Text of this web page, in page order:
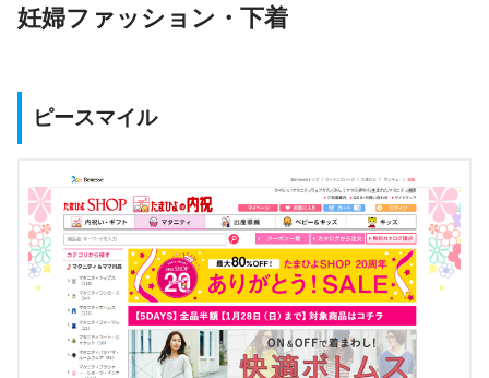
妊婦ファッション・下着
ピースマイル